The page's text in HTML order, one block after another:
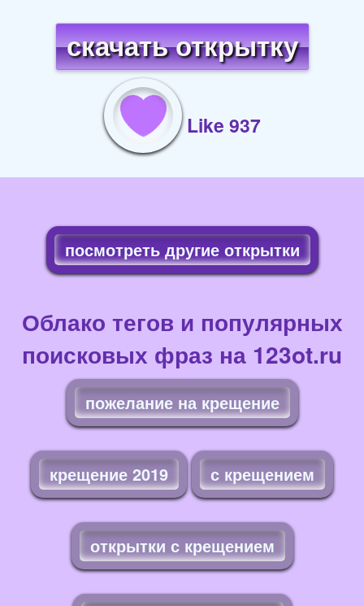
скачать открытку
Like 937
посмотреть другие открытки
Облако тегов и популярных
поисковых фраз на 123ot.ru
пожелание на крещение
крещение 2019 с крещением
открытки с крещением